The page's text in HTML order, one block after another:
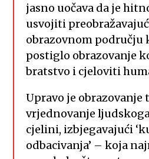
jasno uočava da je
usvojiti
obrazovnom području
postiglo obrazovanje
bratstvo i cjeloviti
Upravo je obrazovanje
vrjednovanje
cjelini, izbjegavajući
odbacivanja’ – koja